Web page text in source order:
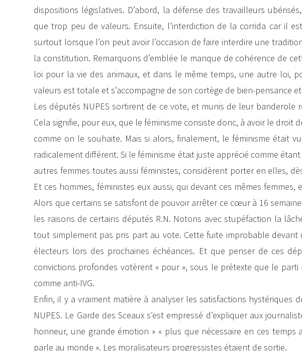
dispositions législatives. D’abord, la défense des travailleurs
que trop peu de valeurs. Ensuite, l’interdiction de la corrida car il
surtout lorsque l’on peut avoir l’occasion de faire interdire une
la constitution. Remarquons d’emblée le manque de cohérence de
loi pour la vie des animaux, et dans le même temps, une autre loi,
valeurs est totale et s’accompagne de son cortège de bien-pensance
Les députés NUPES sortirent de ce vote, et munis de leur
Cela signifie, pour eux, que le féminisme consiste donc, à avoir le droit
comme on le souhaite. Mais si alors, finalement, le féminisme était
radicalement différent. Si le féminisme était juste apprécié comme
autres femmes toutes aussi féministes, considèrent porter en elles,
Et ces hommes, féministes eux aussi, qui devant ces mêmes
Alors que certains se satisfont de pouvoir arrêter ce cœur à 16
les raisons de certains députés R.N. Notons avec stupéfaction la
tout simplement pas pris part au vote. Cette fuite improbable
électeurs lors des prochaines échéances. Et que penser de ces
convictions profondes votèrent « pour », sous le prétexte que le
comme anti-IVG.
Enfin, il y a vraiment matière à analyser les satisfactions hystériques
NUPES. Le Garde des Sceaux s’est empressé d’expliquer aux
honneur, une grande émotion » « plus que nécessaire en ces temps
parle au monde ». Les moralisateurs progressistes étaient de sortie.